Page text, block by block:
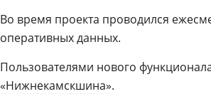
Во время проекта проводился
оперативных данных.
Пользователями нового
«Нижнекамскшина».